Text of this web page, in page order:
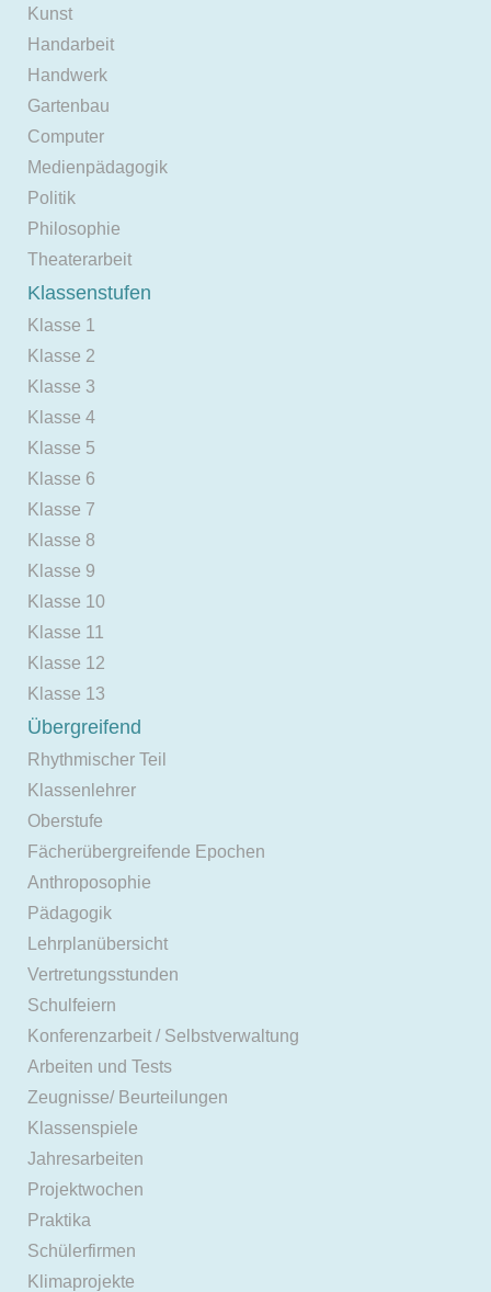
Kunst
Handarbeit
Handwerk
Gartenbau
Computer
Medienpädagogik
Politik
Philosophie
Theaterarbeit
Klassenstufen
Klasse 1
Klasse 2
Klasse 3
Klasse 4
Klasse 5
Klasse 6
Klasse 7
Klasse 8
Klasse 9
Klasse 10
Klasse 11
Klasse 12
Klasse 13
Übergreifend
Rhythmischer Teil
Klassenlehrer
Oberstufe
Fächerübergreifende Epochen
Anthroposophie
Pädagogik
Lehrplanübersicht
Vertretungsstunden
Schulfeiern
Konferenzarbeit / Selbstverwaltung
Arbeiten und Tests
Zeugnisse/ Beurteilungen
Klassenspiele
Jahresarbeiten
Projektwochen
Praktika
Schülerfirmen
Klimaprojekte